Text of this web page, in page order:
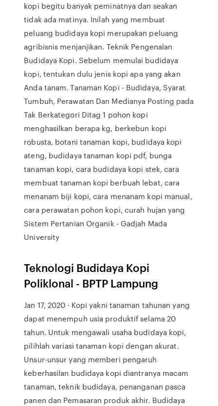
kopi begitu banyak peminatnya dan seakan
tidak ada matinya. Inilah yang membuat
peluang budidaya kopi merupakan peluang
agribisnis menjanjikan. Teknik Pengenalan
Budidaya Kopi. Sebelum memulai budidaya
kopi, tentukan dulu jenis kopi apa yang akan
Anda tanam. Tanaman Kopi - Budidaya, Syarat
Tumbuh, Perawatan Dan Medianya Posting pada
Tak Berkategori Ditag 1 pohon kopi
menghasilkan berapa kg, berkebun kopi
robusta, botani tanaman kopi, budidaya kopi
ateng, budidaya tanaman kopi pdf, bunga
tanaman kopi, cara budidaya kopi stek, cara
membuat tanaman kopi berbuah lebat, cara
menanam biji kopi, cara menanam kopi manual,
cara perawatan pohon kopi, curah hujan yang
Sistem Pertanian Organik - Gadjah Mada
University
Teknologi Budidaya Kopi
Poliklonal - BPTP Lampung
Jan 17, 2020 · Kopi yakni tanaman tahunan yang
dapat menempuh usia produktif selama 20
tahun. Untuk mengawali usaha budidaya kopi,
pilihlah variasi tanaman kopi dengan akurat.
Unsur-unsur yang memberi pengaruh
keberhasilan budidaya kopi diantranya macam
tanaman, teknik budidaya, penanganan pasca
panen dan Pemasaran produk akhir. Budidaya